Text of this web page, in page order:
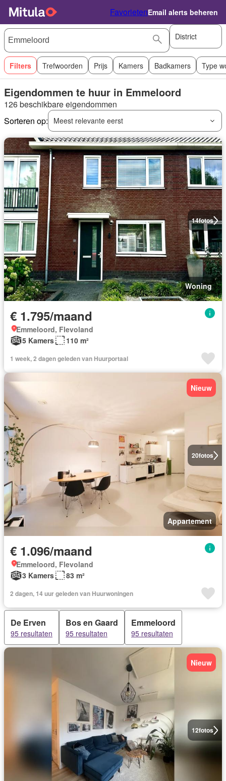
FavorietenEmail alerts beheren
District
Filters Trefwoorden Prijs Kamers Badkamers Type
Eigendommen te huur in Emmeloord
126 beschikbare eigendommen
Sorteren op:
Meest relevante eerst
14fotos
Woning
€ 1.795/maand
Emmeloord, Flevoland
5 Kamers
110 m²
1 week, 2 dagen geleden van Huurportaal
20fotos
Nieuw
Appartement
€ 1.096/maand
Emmeloord, Flevoland
3 Kamers
83 m²
2 dagen, 14 uur geleden van Huurwoningen
De Erven
95 resultaten
Bos en Gaard
95 resultaten
Emmeloord
95 resultaten
12fotos
Nieuw